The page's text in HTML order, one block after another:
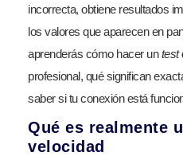
incorrecta, obtiene resultados
los valores que aparecen en
aprenderás cómo hacer untest
profesional, qué significan
saber si tu conexión está
Qué es realmente
velocidad